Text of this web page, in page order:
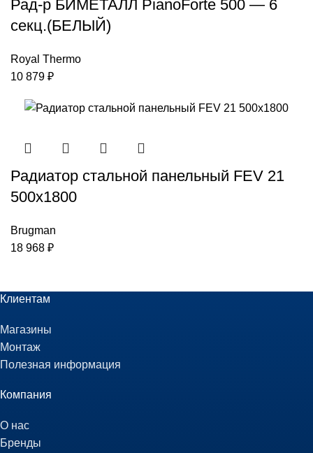
Рад-р БИМЕТАЛЛ PianoForte 500 — 6
секц.(БЕЛЫЙ)
Royal Thermo
10 879 ₽
Радиатор стальной панельный FEV 21
500х1800
Brugman
18 968 ₽
Клиентам
Магазины
Монтаж
Полезная информация
Компания
О нас
Бренды